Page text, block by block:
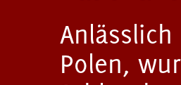
Polen,